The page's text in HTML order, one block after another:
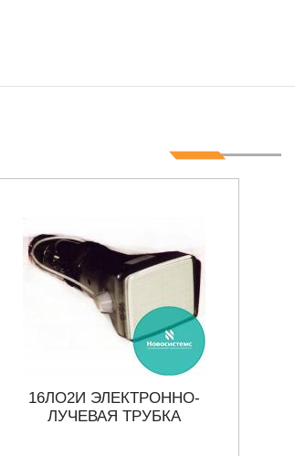
16ЛО2И ЭЛЕКТРОННО-
ЛУЧЕВАЯ ТРУБКА